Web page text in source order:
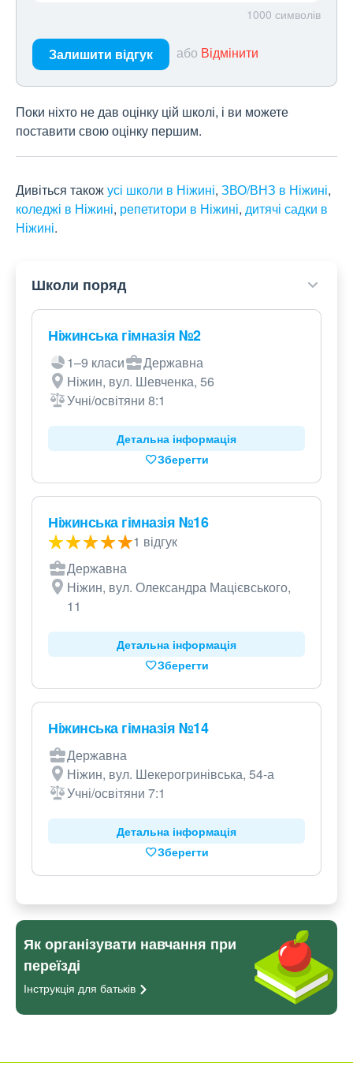
1000 символів
Залишити відгук або Відмінити
Поки ніхто не дав оцінку цій школі, і ви можете
поставити свою оцінку першим.
Дивіться такожусі школи в Ніжині, ЗВО/ВНЗ в Ніжині,
коледжі в Ніжині, репетитори в Ніжині, дитячі садки в
Ніжині.
Школи поряд
Ніжинська гімназія №2
1–9 класи
Державна
Ніжин, вул. Шевченка, 56
Учні/освітяни 8:1
Детальна інформація
Зберегти
Ніжинська гімназія №16
1 відгук
Державна
Ніжин, вул. Олександра Мацієвського,
11
Детальна інформація
Зберегти
Ніжинська гімназія №14
Державна
Ніжин, вул. Шекерогринівська, 54-а
Учні/освітяни 7:1
Детальна інформація
Зберегти
Як організувати навчання при
переїзді
Інструкція для батьків